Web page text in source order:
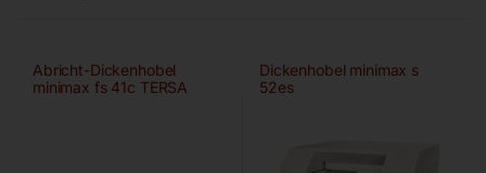
Abricht-Dickenhobel
minimax fs 41c TERSA
Dickenhobel minimax s
52es